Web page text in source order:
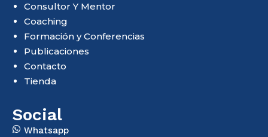
Consultor Y Mentor
Coaching
Formación y Conferencias
Publicaciones
Contacto
Tienda
Social
Whatsapp